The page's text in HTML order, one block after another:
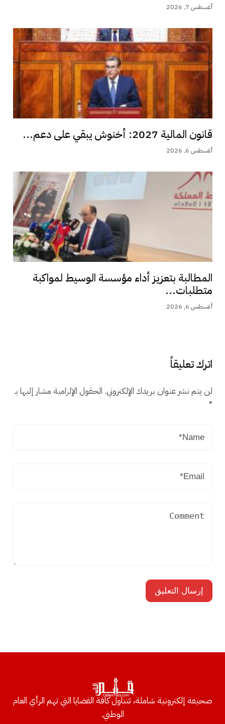
أغسطس 7, 2026
قانون المالية 2027: أخنوش يبقي على دعم...
أغسطس 6, 2026
المطالبة بتعزيز أداء مؤسسة الوسيط لمواكبة
متطلبات...
أغسطس 6, 2026
اترك تعليقاً
لن يتم نشر عنوان بريدك الإلكتروني. الحقول الإلزامية مشار إليها بـ
*
صحيفة إلكترونية شاملة، تتناول كافة القضايا التي تهم الرأي العام
الوطني.